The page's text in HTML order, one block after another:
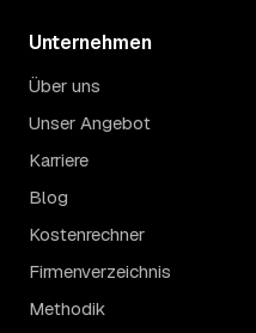
Unternehmen
Über uns
Unser Angebot
Karriere
Blog
Kostenrechner
Firmenverzeichnis
Methodik